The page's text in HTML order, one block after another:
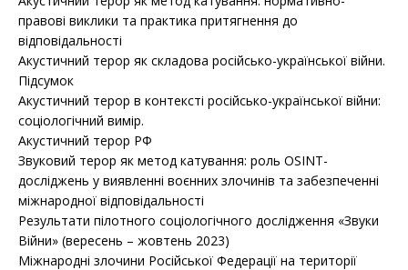
правові виклики та практика притягнення до
відповідальності
Акустичний терор як складова російсько-української війни.
Підсумок
Акустичний терор в контексті російсько-української війни:
соціологічний вимір.
Акустичний терор РФ
Звуковий терор як метод катування: роль OSINT-
досліджень у виявленні воєнних злочинів та забезпеченні
міжнародної відповідальності
Результати пілотного соціологічного дослідження «Звуки
Війни» (вересень – жовтень 2023)
Міжнародні злочини Російської Федерації на території